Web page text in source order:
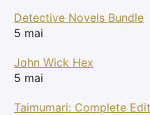
Detective Novels Bundle
5 mai
John Wick Hex
5 mai
Taimumari: Complete